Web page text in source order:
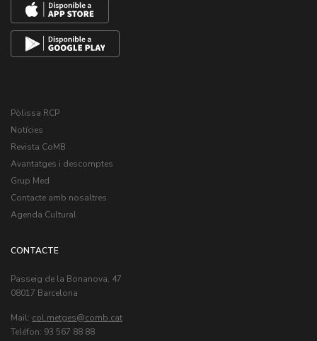
Pòlissa RCP
Notícies
Revista CoMB
Avantatges i descomptes
Grup Med
Contacte amb nosaltres
Agenda Cultural
CONTACTE
Passeig de la Bonanova, 47
08017 Barcelona
Mail: col.metges
Teléfon: 93 567 88 88